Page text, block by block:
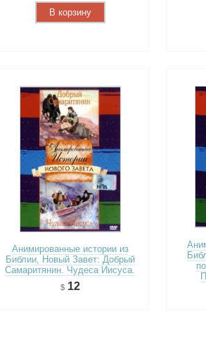
В корзину
Анимированные истории из
Библии, Новый Завет: Добрый
Самаритянин. Чудеса Иисуса.
12